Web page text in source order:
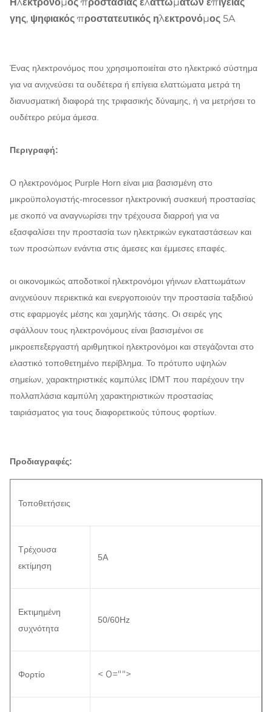
γης, ψηφιακός προστατευτικός ηλεκτρονόμος 5A
Ένας ηλεκτρονόμος που χρησιμοποιείται στο ηλεκτρικό σύστημα
για να ανιχνεύσει τα ουδέτερα ή επίγεια ελαττώματα μετρά τη
διανυσματική διαφορά της τριφασικής δύναμης, ή να μετρήσει το
ουδέτερο ρεύμα άμεσα.
Περιγραφή:
Ο ηλεκτρονόμος Purple Horn είναι μια βασισμένη στο
μικροϋπολογιστής-mrocessor ηλεκτρονική συσκευή προστασίας
με σκοπό να αναγνωρίσει την τρέχουσα διαρροή για να
εξασφαλίσει την προστασία των ηλεκτρικών εγκαταστάσεων και
των προσώπων ενάντια στις άμεσες και έμμεσες επαφές.
οι οικονομικώς αποδοτικοί ηλεκτρονόμοι γήινων ελαττωμάτων
ανιχνεύουν περιεκτικά και ενεργοποιούν την προστασία ταξιδιού
στις εφαρμογές μέσης και χαμηλής τάσης. Οι σειρές γης
σφάλλουν τους ηλεκτρονόμους είναι βασισμένοι σε
μικροεπεξεργαστή αριθμητικοί ηλεκτρονόμοι και στεγάζονται στο
ελαστικό τοποθετημένο περίβλημα. Το πρότυπο υψηλών
σημείων, χαρακτηριστικές καμπύλες IDMT που παρέχουν την
πολλαπλάσια καμπύλη χαρακτηριστικών προστασίας
ταιριάσματος για τους διαφορετικούς τύπους φορτίων.
Προδιαγραφές:
Τοποθετήσεις
Τρέχουσα
εκτίμηση
5A
Εκτιμημένη
συχνότητα
50/60Hz
Φορτίο < 0="">